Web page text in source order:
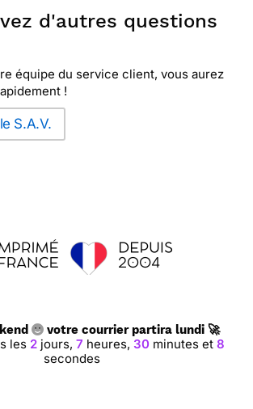
d'autres questions
équipe du service client, vous aurez
!
S.A.V.
votre courrier partira lundi 🚀
les 2 jours, 7 heures, 30 minutes et 8
secondes